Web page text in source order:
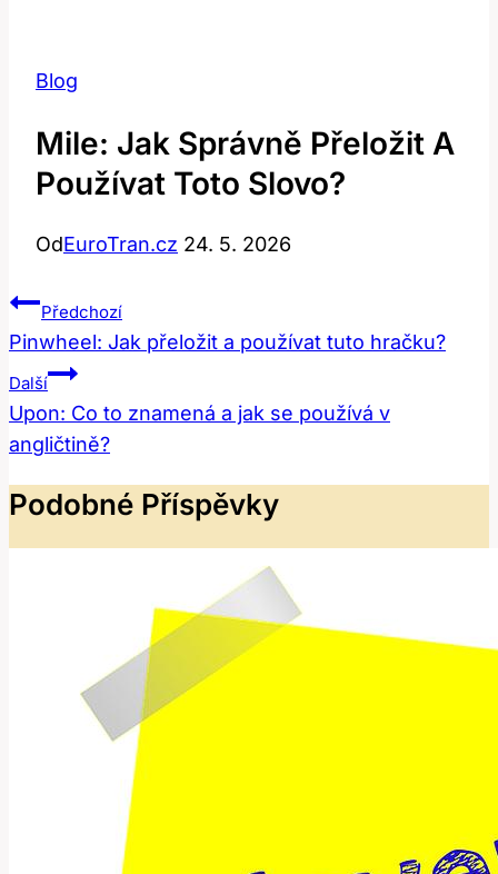
Blog
Mile: Jak Správně Přeložit A
Používat Toto Slovo?
OdEuroTran.cz 24. 5. 2026
Navigace
Pro
Příspěvek
Předchozí
Pinwheel: Jak přeložit a používat tuto hračku?
Další
Upon: Co to znamená a jak se používá v
angličtině?
Podobné Příspěvky